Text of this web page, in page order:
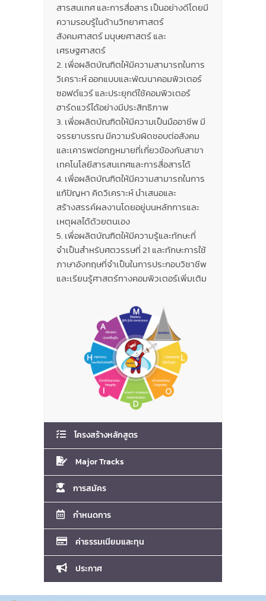
สารสนเทศ และการสื่อสาร เป็นอย่างดีโดยมี
ความรอบรู้ในด้านวิทยาศาสตร์
สังคมศาสตร์ มนุษยศาสตร์ และ
เศรษฐศาสตร์
เพื่อผลิตบัณฑิตให้มีความสามารถในการ
วิเคราะห์ ออกแบบและพัฒนาคอมพิวเตอร์
ซอฟต์แวร์ และประยุกต์ใช้คอมพิวเตอร์
ฮาร์ดแวร์ได้อย่างมีประสิทธิภาพ
เพื่อผลิตบัณฑิตให้มีความเป็นมืออาชีพ มี
จรรยาบรรณ มีความรับผิดชอบต่อสังคม
และเคารพต่อกฎหมายที่เกี่ยวข้องกับสาขา
เทคโนโลยีสารสนเทศและการสื่อสารได้
เพื่อผลิตบัณฑิตให้มีความสามารถในการ
แก้ปัญหา คิดวิเคราะห์ นำเสนอและ
สร้างสรรค์ผลงานโดยอยู่บนหลักการและ
เหตุผลได้ด้วยตนเอง
เพื่อผลิตบัณฑิตให้มีความรู้และทักษะที่
จำเป็นสำหรับศตวรรษที่ 21 และทักษะการใช้
ภาษาอังกฤษที่จำเป็นในการประกอบวิชาชีพ
และเรียนรู้ศาสตร์ทางคอมพิวเตอร์เพิ่มเติม
โครงสร้างหลักสูตร
Major Tracks
การสมัคร
กำหนดการ
ค่าธรรมเนียมและทุน
ประกาศ